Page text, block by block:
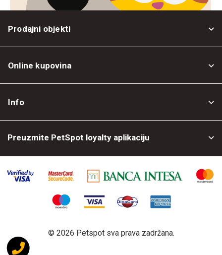
Prodajni objekti
Online kupovina
Info
Preuzmite PetSpot loyalty aplikaciju
© 2026 Petspot sva prava zadržana.